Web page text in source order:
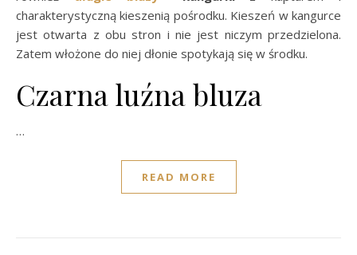
charakterystyczną kieszenią pośrodku. Kieszeń w kangurce
jest otwarta z obu stron i nie jest niczym przedzielona.
Zatem włożone do niej dłonie spotykają się w środku.
Czarna luźna bluza
…
READ MORE